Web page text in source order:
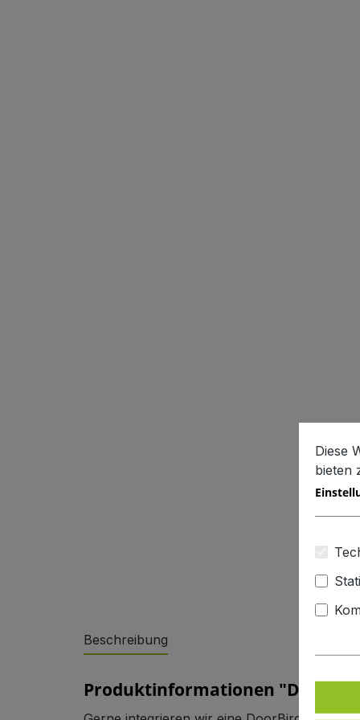
Beschreibung
Produktinformationen
Diese
bieten